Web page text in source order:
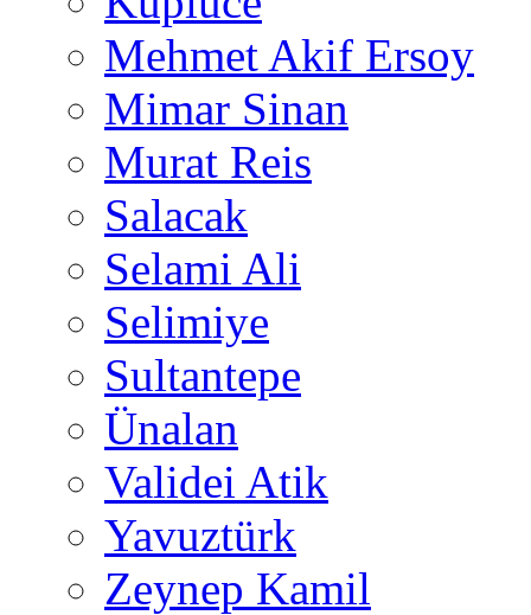
Mehmet Akif Ersoy
Mimar Sinan
Murat Reis
Salacak
Selami Ali
Selimiye
Sultantepe
Ünalan
Validei Atik
Yavuztürk
Zeynep Kamil